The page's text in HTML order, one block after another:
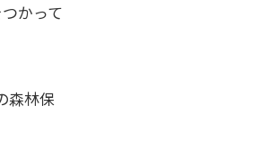
かって
森林保